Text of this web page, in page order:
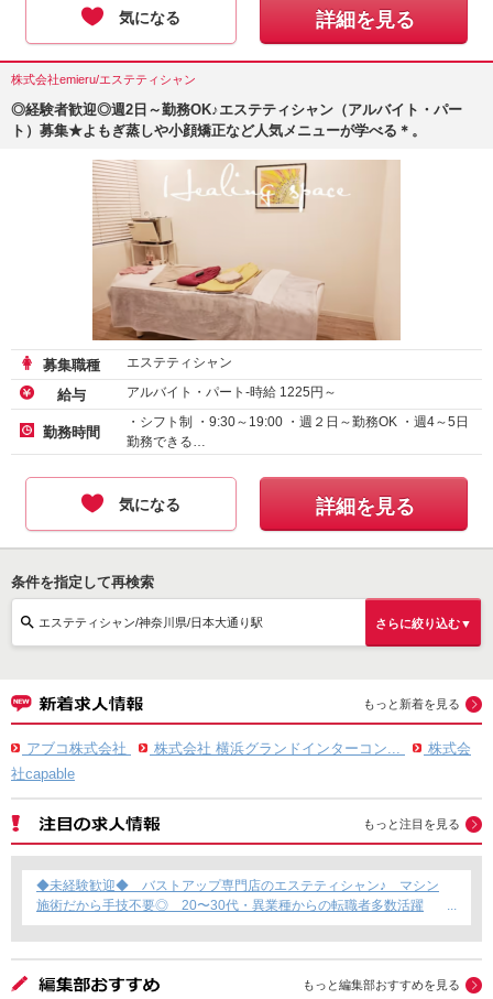
気になる 詳細を見る
株式会社emieru/エステティシャン
◎経験者歓迎◎週2日～勤務OK♪エステティシャン（アルバイト・パー
ト）募集★よもぎ蒸しや小顔矯正など人気メニューが学べる＊。
募集職種 エステティシャン
給与 アルバイト・パート-時給 1225 円～
勤務時間
・シフト制 ・9:30～19:00 ・週２日～勤務OK ・週4～5日
勤務できる…
気になる 詳細を見る
条件を指定して再検索
エステティシャン/神奈川県/日本大通り駅 さらに絞り込む▼
もっと新着を見る
アブコ株式会社 株式会社 横浜グランドインターコン...
株式会
社capable
もっと注目を見る
◆未経験歓迎◆ バストアップ専門店のエステティシャン♪ マシン
施術だから手技不要◎ 20〜30代・異業種からの転職者多数活躍
中！
もっと編集部おすすめを見る